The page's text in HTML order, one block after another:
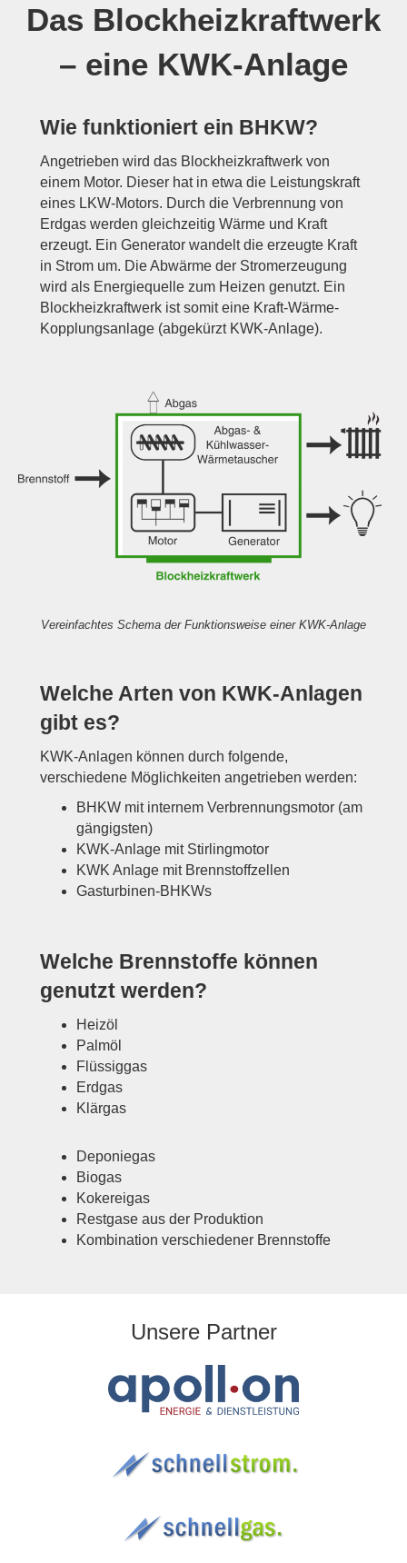
Das Blockheizkraftwerk
– eine KWK-Anlage
Wie funktioniert ein BHKW?
Angetrieben wird das Blockheizkraftwerk von
einem Motor. Dieser hat in etwa die Leistungskraft
eines LKW-Motors. Durch die Verbrennung von
Erdgas werden gleichzeitig Wärme und Kraft
erzeugt. Ein Generator wandelt die erzeugte Kraft
in Strom um. Die Abwärme der Stromerzeugung
wird als Energiequelle zum Heizen genutzt. Ein
Blockheizkraftwerk ist somit eine Kraft-Wärme-
Kopplungsanlage (abgekürzt KWK-Anlage).
Vereinfachtes Schema der Funktionsweise einer KWK-Anlage
Welche Arten von KWK-Anlagen
gibt es?
KWK-Anlagen können durch folgende,
verschiedene Möglichkeiten angetrieben werden:
BHKW mit internem Verbrennungsmotor (am
gängigsten)
KWK-Anlage mit Stirlingmotor
KWK Anlage mit Brennstoffzellen
Gasturbinen-BHKWs
Welche Brennstoffe können
genutzt werden?
Heizöl
Palmöl
Flüssiggas
Erdgas
Klärgas
Deponiegas
Biogas
Kokereigas
Restgase aus der Produktion
Kombination verschiedener Brennstoffe
Unsere Partner